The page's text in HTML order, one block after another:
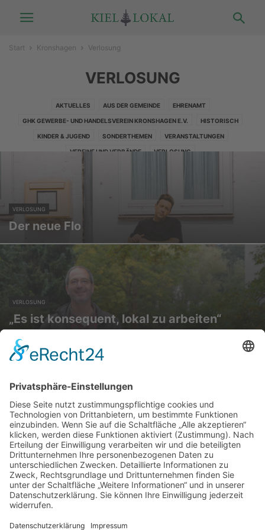
Start Kronshagen Verlosung
VERLOSUNG
AKTUELLES AUS DER GEMEINDE EHRENAMT
GHK GEWERBE- UND HANDELSVEREIN KRONSHAGEN E.V. HISTORISCH
KINDER & JUGEND SONDERTHEMEN VERANSTALTUNGEN
VEREINE UND VERBÄNDE VERLOSUNG
VERLOSUNG
Der neue Flo
VERLOSUNG
„Es ist konsequent, lokal zu arbeiten“
ÜBER UNS
KIEL LOKAL
Carsten Frahm Verlag, Inhaber Carsten Frahm
24113 Kiel